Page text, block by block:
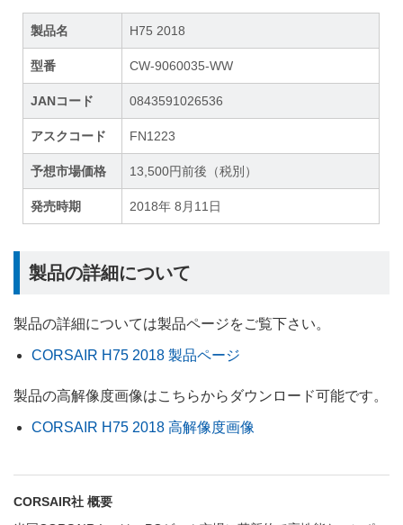
製品名 H75 2018
型番 CW-9060035-WW
JANコード 0843591026536
アスクコード FN1223
予想市場価格 13,500円前後（税別）
発売時期 2018年 8月11日
製品の詳細について
製品の詳細については製品ページをご覧下さい。
CORSAIR H75 2018 製品ページ
製品の高解像度画像はこちらからダウンロード可能です。
CORSAIR H75 2018 高解像度画像
CORSAIR社 概要